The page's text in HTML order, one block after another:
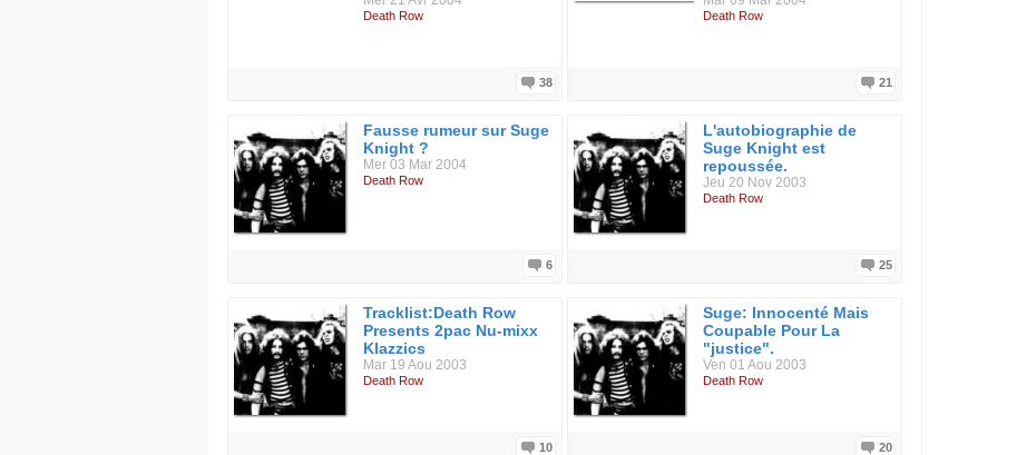
Death Row
38
Death Row
21
Fausse rumeur sur Suge
Knight ?
Mer 03 Mar 2004
Death Row
6
L'autobiographie de
Suge Knight est
repoussée.
Jeu 20 Nov 2003
Death Row
25
Tracklist:Death Row
Presents 2pac Nu-mixx
Klazzics
Mar 19 Aou 2003
Death Row
10
Suge: Innocenté Mais
Coupable Pour La
"justice".
Ven 01 Aou 2003
Death Row
20